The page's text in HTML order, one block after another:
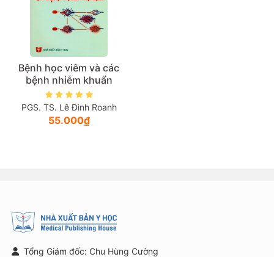
Bệnh học viêm và các
bệnh nhiễm khuẩn
PGS. TS. Lê Đình Roanh
55.000₫
Tổng Giám đốc: Chu Hùng Cường